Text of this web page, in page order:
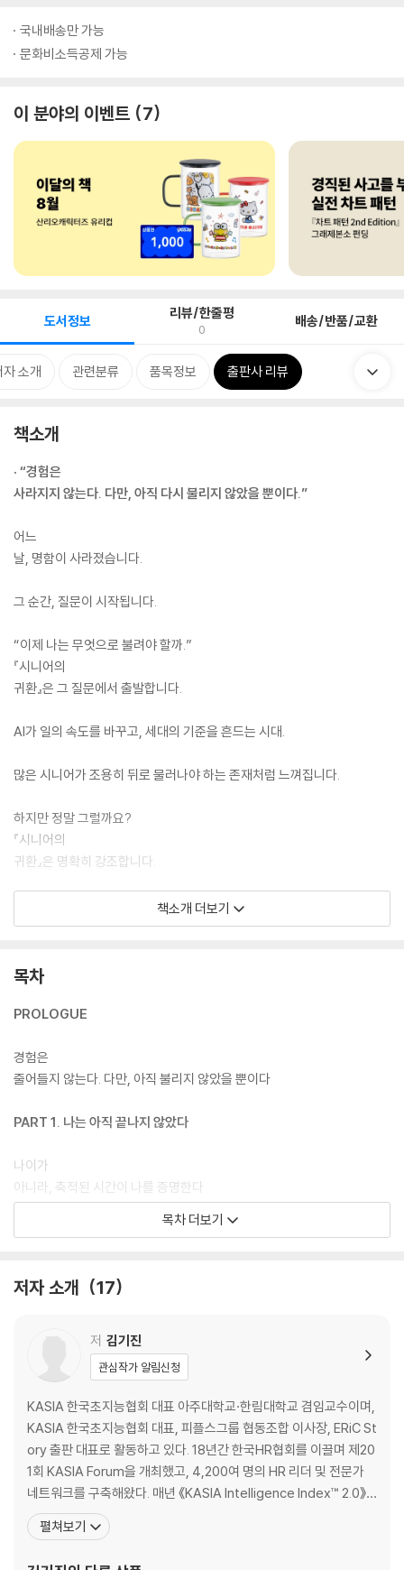
국내배송만 가능
문화비소득공제 가능
이 분야의 이벤트 7
도서정보 리뷰/한줄평
0 배송/반품/교환
자 소개 관련분류 품목정보 출판사 리뷰
책소개
· “경험은
사라지지 않는다. 다만, 아직 다시 불리지 않았을 뿐이다.”
어느
날, 명함이 사라졌습니다.
그 순간, 질문이 시작됩니다.
“이제 나는 무엇으로 불려야 할까.”
『시니어의
귀환』은 그 질문에서 출발합니다.
AI가 일의 속도를 바꾸고, 세대의 기준을 흔드는 시대.
많은 시니어가 조용히 뒤로 물러나야 하는 존재처럼 느껴집니다.
하지만 정말 그럴까요?
『시니어의
귀환』은 명확히 강조합니다.
경험과 전문성을 보유한 40대~70대.
20~30년간의 현장, 수많은
그 모든 시간은 한순간에 무력해지지 않습니다.
오히려 AI 시대일수록 경험은 더 선명해집니다.
책은 AI기술을 가르치지 않습니다.
대신 경험을 통찰로 바꾸는 법,
그리고 다시 실행으로 연결하는 사고의 흐름을 보여줍니다.
흔들려도 무너지지 않는 이유,
성과 이후의 삶을 다시 설계하는 방법,
다음 세대로 경험을 건네는 태도까지.
『시니어의
귀환』은 은퇴를 다루는 책이 아닙니다.
다시 중심으로 돌아오는 사람들의 이야기입니다.
지금, 당신의 경험은 아직 끝나지 않았습니다.
책소개 더보기
목차
PROLOGUE
경험은
줄어들지 않는다. 다만, 아직 불리지 않았을 뿐이다
PART 1. 나는 아직 끝나지 않았다
나이가
아니라, 축적된 시간이 나를 증명한다
·
시대에도 결국 남는 것은 ‘통찰’이었다
경험이 다시 힘을 갖기 시작한 순간들
경험은
사라지지 않는다
목차 더보기
저자 소개 17
저 김기진
관심작가 알림신청
KASIA 한국초지능협회 대표 아주대학교·한림대학교 겸임교수이며,
KASIA 한국초지능협회 대표, 피플스그룹 협동조합 이사장, ERiC St
ory 출판 대표로 활동하고 있다. 18년간 한국HR협회를 이끌며 제20
1회 KASIA Forum을 개최했고, 4,200여 명의 HR 리더 및 전문가
네트워크를 구축해왔다. 매년 《KASIA Intelligence Index™ 2.0》
보고서를 발간하며, 현재 1만여 명을 대상으로 AI Agent Tuning 기
법 강의와 자격 과정을 운영하고 있다. 국방부 정책자문위원, 육군 인
펼쳐보기